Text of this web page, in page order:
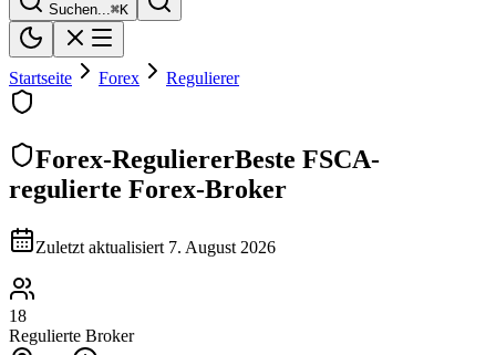
Suchen...⌘K
Startseite Forex Regulierer
Forex-ReguliererBeste FSCA-
regulierte Forex-Broker
Zuletzt aktualisiert 7. August 2026
18
Regulierte Broker